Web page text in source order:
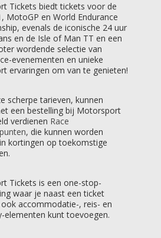
Tickets biedt tickets voor de
MotoGP en World Endurance
evenals de iconische 24 uur
en de Isle of Man TT en een
wordende selectie van
evenementen en unieke
ervaringen om van te genieten!
scherpe tarieven, kunnen
een bestelling bij Motorsport
verdienen Race
, die kunnen worden
kortingen op toekomstige
Tickets is een one-stop-
waar je naast een ticket
accommodatie-, reis- en
elementen kunt toevoegen.